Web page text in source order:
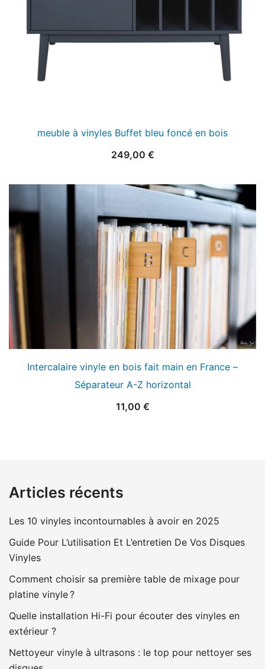
meuble à vinyles Buffet bleu foncé en bois
249,00 €
Intercalaire vinyle en bois fait main en France –
Séparateur A-Z horizontal
11,00 €
Articles récents
Les 10 vinyles incontournables à avoir en 2025
Guide Pour L’utilisation Et L’entretien De Vos Disques
Vinyles
Comment choisir sa première table de mixage pour
platine vinyle ?
Quelle installation Hi-Fi pour écouter des vinyles en
extérieur ?
Nettoyeur vinyle à ultrasons : le top pour nettoyer ses